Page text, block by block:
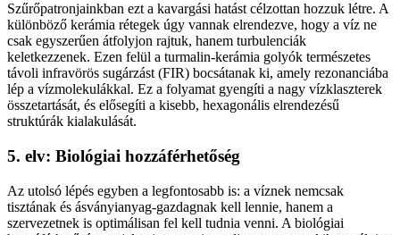
Szűrőpatronjainkban ezt a kavargási hatást célzottan hozzuk létre. A
különböző kerámia rétegek úgy vannak elrendezve, hogy a víz ne
csak egyszerűen átfolyjon rajtuk, hanem turbulenciák
keletkezzenek. Ezen felül a turmalin-kerámia golyók természetes
távoli infravörös sugárzást (FIR) bocsátanak ki, amely rezonanciába
lép a vízmolekulákkal. Ez a folyamat gyengíti a nagy vízklaszterek
összetartását, és elősegíti a kisebb, hexagonális elrendezésű
struktúrák kialakulását.
5. elv: Biológiai hozzáférhetőség
Az utolsó lépés egyben a legfontosabb is: a víznek nemcsak
tisztának és ásványianyag-gazdagnak kell lennie, hanem a
szervezetnek is optimálisan fel kell tudnia venni. A biológiai